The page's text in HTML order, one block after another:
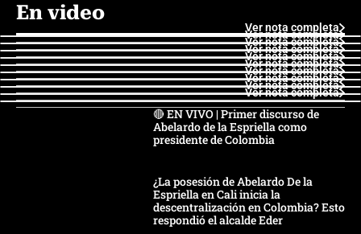
En video
Ver nota completa
Ver nota completa
Ver nota completa
Ver nota completa
Ver nota completa
Ver nota completa
Ver nota completa
Ver nota completa
Ver nota completa
Ver nota completa
🔴 EN VIVO | Primer discurso de
Abelardo de la Espriella como
presidente de Colombia
¿La posesión de Abelardo De la
Espriella en Cali inicia la
descentralización en Colombia? Esto
respondió el alcalde Eder